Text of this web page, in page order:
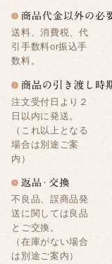
送料、消費税、代
引手数料or振込手
数料。
注文受付日より２
日以内に発送。
（これ以上となる
場合は別途ご案
内）
不良品、誤商品発
送に関しては良品
とご交換。
（在庫がない場合
は別途ご案内）